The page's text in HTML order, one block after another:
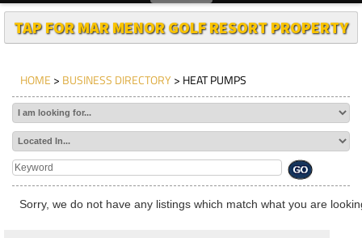
TAP FOR MAR MENOR GOLF RESORT PROPERTY
HOME > BUSINESS DIRECTORY> HEAT PUMPS
Sorry, we do not have any listings which match what you are